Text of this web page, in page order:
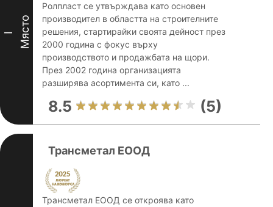
I Място
Ролпласт се утвърждава като основен
производител в областта на строителните
решения, стартирайки своята дейност през
2000 година с фокус върху
производството и продажбата на щори.
През 2002 година организацията
разширява асортимента си, като ...
8.5 (5)
Трансметал ЕООД
Трансметал ЕООД се откроява като